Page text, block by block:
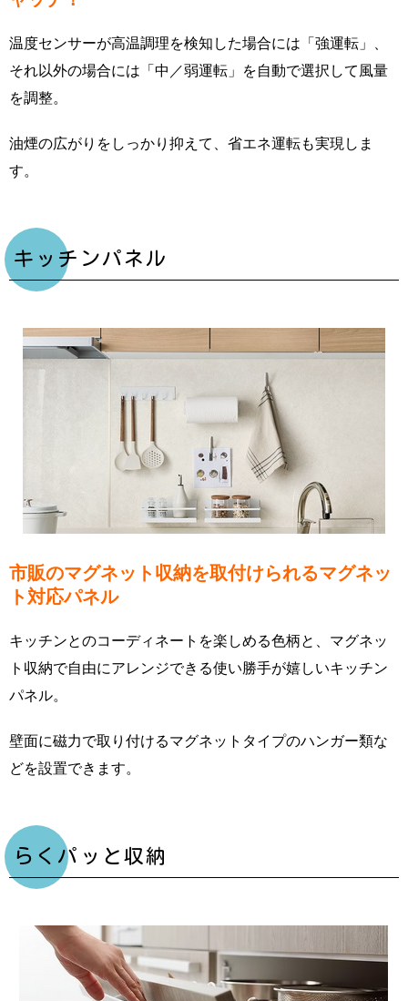
温度センサーが高温調理を検知した場合には「強運転」、
それ以外の場合には「中／弱運転」を自動で選択して風量
を調整。
油煙の広がりをしっかり抑えて、省エネ運転も実現しま
す。
キッチンパネル
市販のマグネット収納を取付けられるマグネッ
ト対応パネル
キッチンとのコーディネートを楽しめる色柄と、マグネッ
ト収納で自由にアレンジできる使い勝手が嬉しいキッチン
パネル。
壁面に磁力で取り付けるマグネットタイプのハンガー類な
どを設置できます。
らくパッと収納